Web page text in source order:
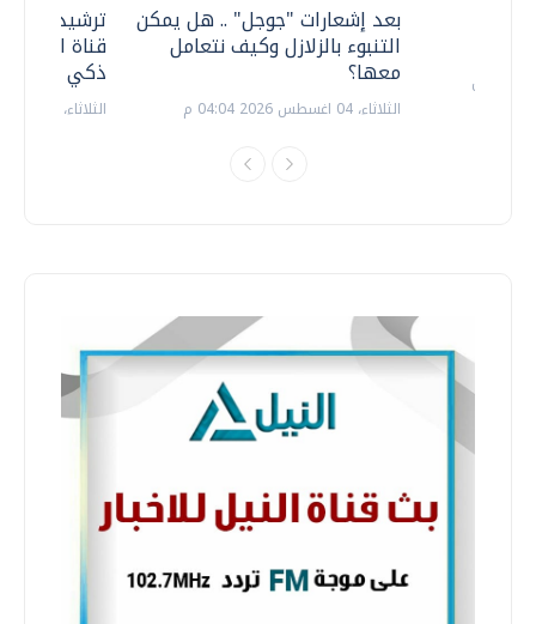
ترشيدا
قناة
ذكي
الثلاثاء، 14 يوليو 2026 06:11 م
بعد إشعارات "جوجل" .. هل يمكن
التنبوء بالزلازل وكيف نتعامل
معها؟
الثلاثاء، 04 اغسطس 2026 04:04 م